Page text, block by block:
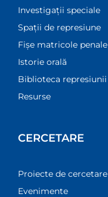
Investigații speciale
Spații de represiune
Fișe matricole penale
Istorie orală
Biblioteca represiunii
Resurse
CERCETARE
Proiecte de cercetare
Evenimente